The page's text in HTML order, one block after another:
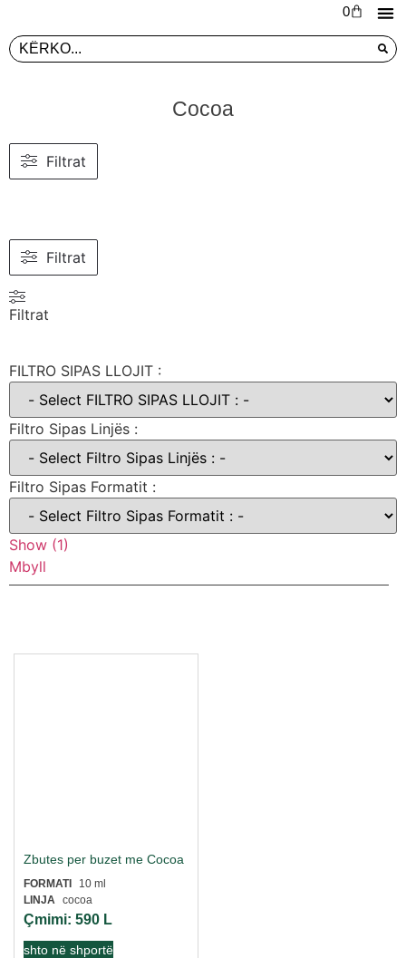
0
Cocoa
Filtrat
Filtrat
Filtrat
FILTRO SIPAS LLOJIT :
Filtro Sipas Linjës :
Filtro Sipas Formatit :
Show (1)
Mbyll
Zbutes per buzet me Cocoa
FORMATI
10 ml
LINJA cocoa
Çmimi: 590 L
shto në shportë